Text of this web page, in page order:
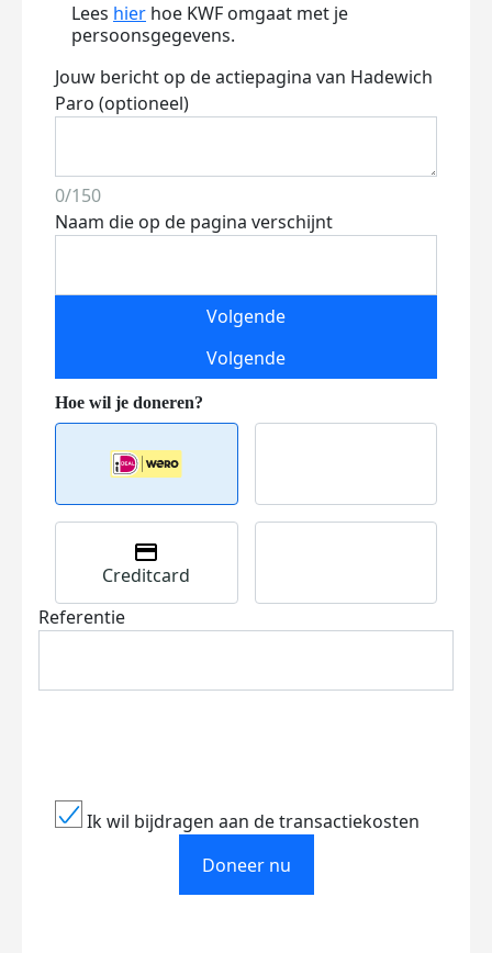
Lees hier hoe KWF omgaat met je
persoonsgegevens.
Jouw bericht op de actiepagina van Hadewich
Paro (optioneel)
0/150
Naam die op de pagina verschijnt
Volgende
Volgende
Creditcard
Referentie
Ik wil bijdragen aan de transactiekosten
Doneer nu